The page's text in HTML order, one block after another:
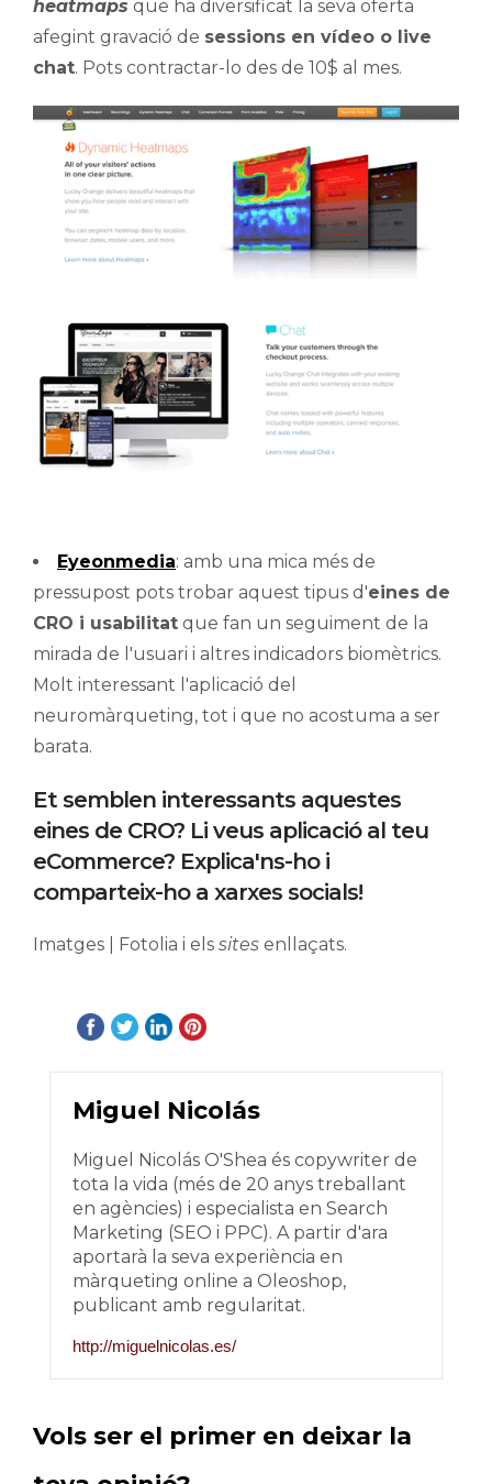
heatmaps que ha diversificat la seva oferta
afegint gravació de sessions en vídeo o live
chat. Pots contractar-lo des de 10$ al mes.
Eyeonmedia: amb una mica més de
pressupost pots trobar aquest tipus d'eines de
CRO i usabilitat que fan un seguiment de la
mirada de l'usuari i altres indicadors biomètrics.
Molt interessant l'aplicació del
neuromàrqueting, tot i que no acostuma a ser
barata.
Et semblen interessants aquestes
eines de CRO? Li veus aplicació al teu
eCommerce? Explica'ns-ho i
comparteix-ho a xarxes socials!
Imatges | Fotolia i els sites enllaçats.
Miguel Nicolás
Miguel Nicolás O'Shea és copywriter de
tota la vida (més de 20 anys treballant
en agències) i especialista en Search
Marketing (SEO i PPC). A partir d'ara
aportarà la seva experiència en
màrqueting online a Oleoshop,
publicant amb regularitat.
http://miguelnicolas.es/
Vols ser el primer en deixar la